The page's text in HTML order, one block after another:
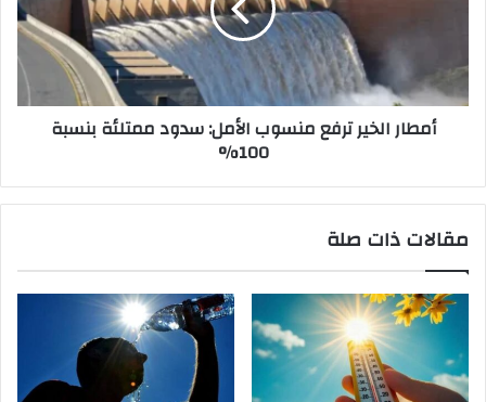
أمطار الخير ترفع منسوب الأمل: سدود ممتلئة بنسبة
100%
مقالات ذات صلة